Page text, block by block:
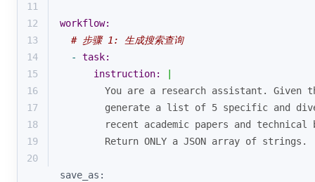
11
12
workflow:
13
# 步骤 1: 生成搜索查询
14
-
task:
15
instruction:
16
You are a research assistant. Given
17
generate a list of 5 specific and
18
recent academic papers and technical
19
        Return ONLY a JSON array of strings.
20
save_as: